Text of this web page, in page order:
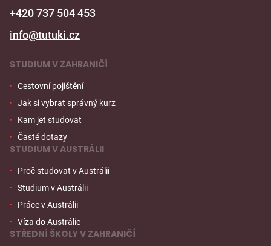
+420 737 504 453
info@tutuki.cz
STUDIUM V ZAHRANIČÍ
Cestovní pojištění
Jak si vybrat správný kurz
Kam jet studovat
Časté dotazy
STUDIUM V AUSTRÁLII
Proč studovat v Austrálii
Studium v Austrálii
Práce v Austrálii
Víza do Austrálie
STŘEDNÍ ŠKOLY V ZAHRANIČÍ